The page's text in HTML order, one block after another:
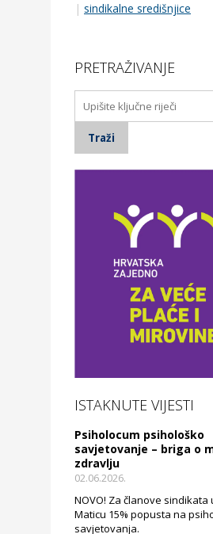
| sindikalne središnjice
PRETRAŽIVANJE
ISTAKNUTE VIJESTI
Psiholocum psihološko
savjetovanje – briga o
zdravlju
02.06.2026.
NOVO! Za članove sindikata
Maticu 15% popusta na
savjetovanja.